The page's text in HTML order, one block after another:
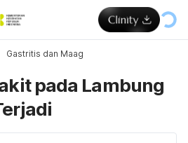
Gastritis dan Maag
pada Lambung